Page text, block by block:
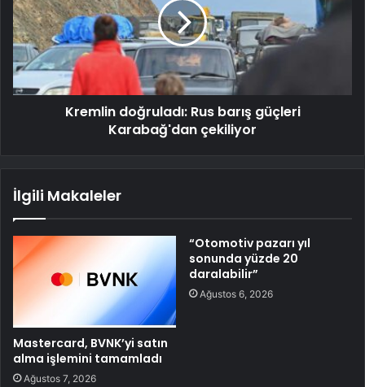
Kremlin doğruladı: Rus barış güçleri
Karabağ'dan çekiliyor
İlgili Makaleler
Mastercard, BVNK’yi satın
alma işlemini tamamladı
Ağustos 7, 2026
“Otomotiv pazarı yıl
sonunda yüzde 20
daralabilir”
Ağustos 6, 2026